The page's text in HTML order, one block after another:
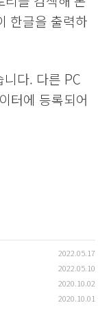
한글을 출력하
다. 다른 PC
터에 등록되어
2022.05.17
2022.05.10
2020.10.02
2020.10.01